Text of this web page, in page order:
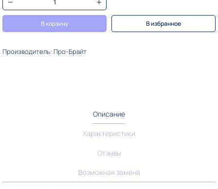
В корзину В избранное
Производитель: Про-Брайт
Описание
Характеристики
Отзывы
Возможная замена